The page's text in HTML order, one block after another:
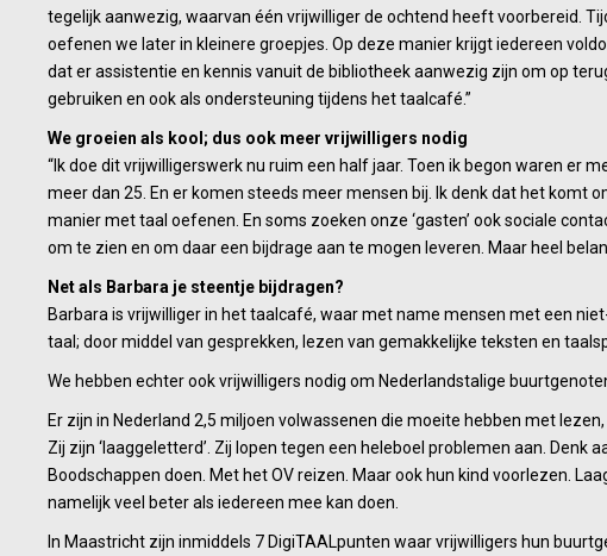
tegelijk aanwezig, waarvan één vrijwilliger de ochtend heeft voorbereid.
oefenen we later in kleinere groepjes. Op deze manier krijgt iedereen
dat er assistentie en kennis vanuit de bibliotheek aanwezig zijn om op
gebruiken en ook als ondersteuning tijdens het taalcafé.”
We groeien als kool; dus ook meer vrijwilligers nodig
“Ik doe dit vrijwilligerswerk nu ruim een half jaar. Toen ik begon waren er
meer dan 25. En er komen steeds meer mensen bij. Ik denk dat het komt
manier met taal oefenen. En soms zoeken onze ‘gasten’ ook sociale
om te zien en om daar een bijdrage aan te mogen leveren. Maar heel
Net als Barbara je steentje bijdragen?
Barbara is vrijwilliger in het taalcafé, waar met name mensen met een
taal; door middel van gesprekken, lezen van gemakkelijke teksten en
We hebben echter ook vrijwilligers nodig om Nederlandstalige
Er zijn in Nederland 2,5 miljoen volwassenen die moeite hebben met
Zij zijn ‘laaggeletterd’. Zij lopen tegen een heleboel problemen aan. Denk
Boodschappen doen. Met het OV reizen. Maar ook hun kind voorlezen.
namelijk veel beter als iedereen mee kan doen.
In Maastricht zijn inmiddels 7 DigiTAALpunten waar vrijwilligers hun